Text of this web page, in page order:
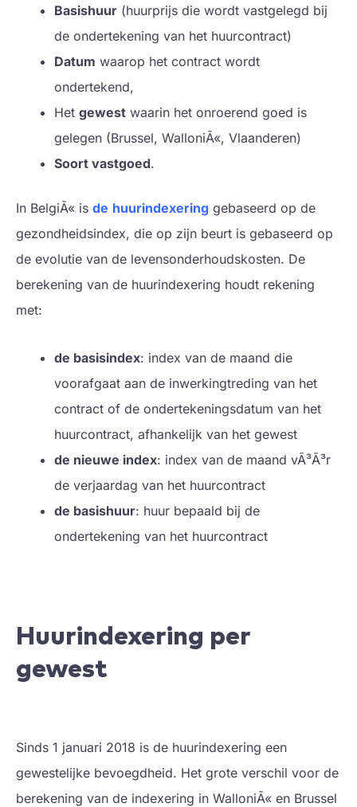
Basishuur (huurprijs die wordt vastgelegd bij
de ondertekening van het huurcontract)
Datum waarop het contract wordt
ondertekend,
Het gewest waarin het onroerend goed is
gelegen (Brussel, WalloniÃ«, Vlaanderen)
Soort vastgoed.
In BelgiÃ« is de huurindexering gebaseerd op de
gezondheidsindex, die op zijn beurt is gebaseerd op
de evolutie van de levensonderhoudskosten. De
berekening van de huurindexering houdt rekening
met:
de basisindex: index van de maand die
voorafgaat aan de inwerkingtreding van het
contract of de ondertekeningsdatum van het
huurcontract, afhankelijk van het gewest
de nieuwe index: index van de maand vÃ³Ã³r
de verjaardag van het huurcontract
de basishuur: huur bepaald bij de
ondertekening van het huurcontract
Huurindexering per
gewest
Sinds 1 januari 2018 is de huurindexering een
gewestelijke bevoegdheid. Het grote verschil voor de
berekening van de indexering in WalloniÃ« en Brussel